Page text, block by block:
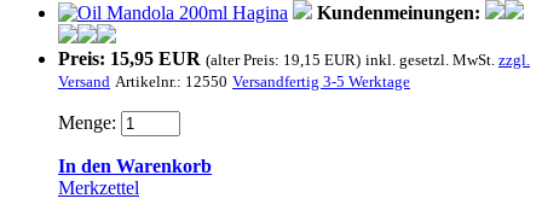
Kundenmeinungen:
Preis: 15,95 EUR (alter Preis: 19,15 EUR) inkl. gesetzl. MwSt. zzgl.
Versand Artikelnr.: 12550 Versandfertig 3-5 Werktage
Menge:
In den Warenkorb
Merkzettel